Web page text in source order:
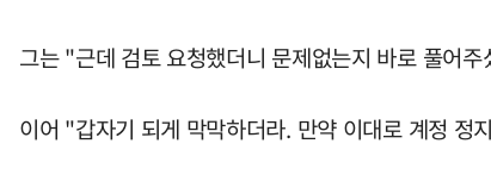
그는 "근데 검토 요청했더니 문제없는지 바로 풀어
이어 "갑자기 되게 막막하더라. 만약 이대로 계정